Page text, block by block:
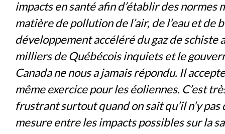
impacts en santé afin d’établir des normes
matière de pollution de l’air, de l’eau et de
développement accéléré du gaz de schiste
milliers de Québécois inquiets et le
Canada ne nous a jamais répondu. Il
même exercice pour les éoliennes. C’est
frustrant surtout quand on sait qu’il n’y pas
mesure entre les impacts possibles sur la